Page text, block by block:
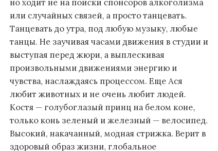
но ходит не на поиски спонсоров алкоголизма
или случайных связей, а просто танцевать.
Танцевать до утра, под любую музыку, любые
танцы. Не заучивая часами движения в студии и
выступая перед жюри, а выплескивая
произвольными движениями энергию и
чувства, наслаждаясь процессом. Еще Ася
любит животных и не очень любит людей.
Костя — голубоглазый принц на белом коне,
только конь зеленый и железный — велосипед.
Высокий, накачанный, модная стрижка. Верит в
здоровый образ жизни, глобальное